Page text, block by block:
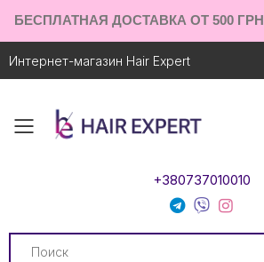
БЕСПЛАТНАЯ ДОСТАВКА ОТ 500
Интернет-магазин Hair Expert
Toggle mobile menu
+380737010010
Search